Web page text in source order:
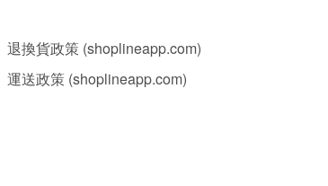
退換貨政策 (shoplineapp.com)
運送政策 (shoplineapp.com)